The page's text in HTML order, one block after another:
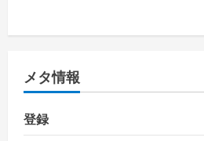
メタ情報
登録